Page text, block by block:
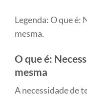
Legenda: O que é:
mesma.
O que é:
mesma
A necessidade de